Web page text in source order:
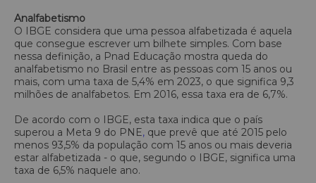
Analfabetismo
O IBGE considera que uma pessoa alfabetizada é aquela
que consegue escrever um bilhete simples. Com base
nessa definição, a Pnad Educação mostra queda do
analfabetismo no Brasil entre as pessoas com 15 anos ou
mais, com uma taxa de 5,4% em 2023, o que significa 9,3
milhões de analfabetos. Em 2016, essa taxa era de 6,7%.
De acordo com o IBGE, esta taxa indica que o país
superou a Meta 9 do PNE, que prevê que até 2015 pelo
menos 93,5% da população com 15 anos ou mais deveria
estar alfabetizada - o que, segundo o IBGE, significa uma
taxa de 6,5% naquele ano.